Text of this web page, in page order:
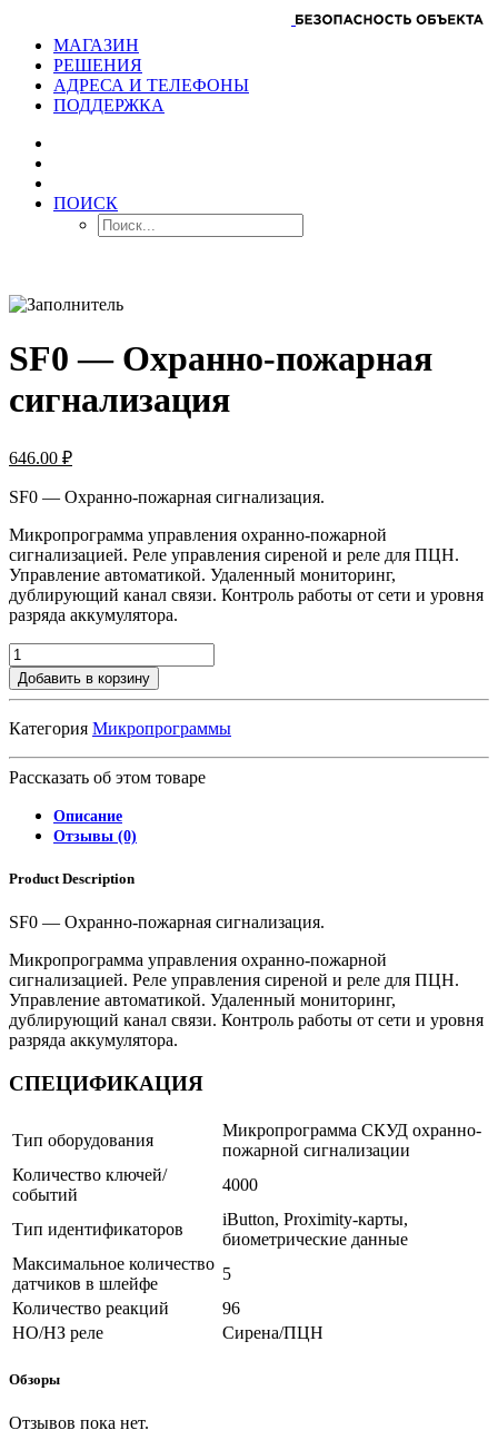
МАГАЗИН
РЕШЕНИЯ
АДРЕСА И ТЕЛЕФОНЫ
ПОДДЕРЖКА
ПОИСК
SF0 — Охранно-пожарная
сигнализация
646.00 ₽
SF0 — Охранно-пожарная сигнализация.
Микропрограмма управления охранно-пожарной
сигнализацией. Реле управления сиреной и реле для ПЦН.
Управление автоматикой. Удаленный мониторинг,
дублирующий канал связи. Контроль работы от сети и уровня
разряда аккумулятора.
Добавить в корзину
Категория Микропрограммы
Рассказать об этом товаре
Описание
Отзывы (0)
Product Description
SF0 — Охранно-пожарная сигнализация.
Микропрограмма управления охранно-пожарной
сигнализацией. Реле управления сиреной и реле для ПЦН.
Управление автоматикой. Удаленный мониторинг,
дублирующий канал связи. Контроль работы от сети и уровня
разряда аккумулятора.
СПЕЦИФИКАЦИЯ
Тип оборудования
Микропрограмма СКУД охранно-
пожарной сигнализации
Количество ключей/
событий
4000
Тип идентификаторов
iButton, Proximity-карты,
биометрические данные
Максимальное количество
датчиков в шлейфе
5
Количество реакций
96
НО/НЗ реле
Сирена/ПЦН
Обзоры
Отзывов пока нет.